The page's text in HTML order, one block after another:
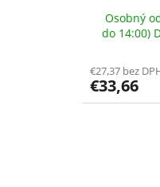
Osobný
do 14:00)
€27,37 bez
€33,66